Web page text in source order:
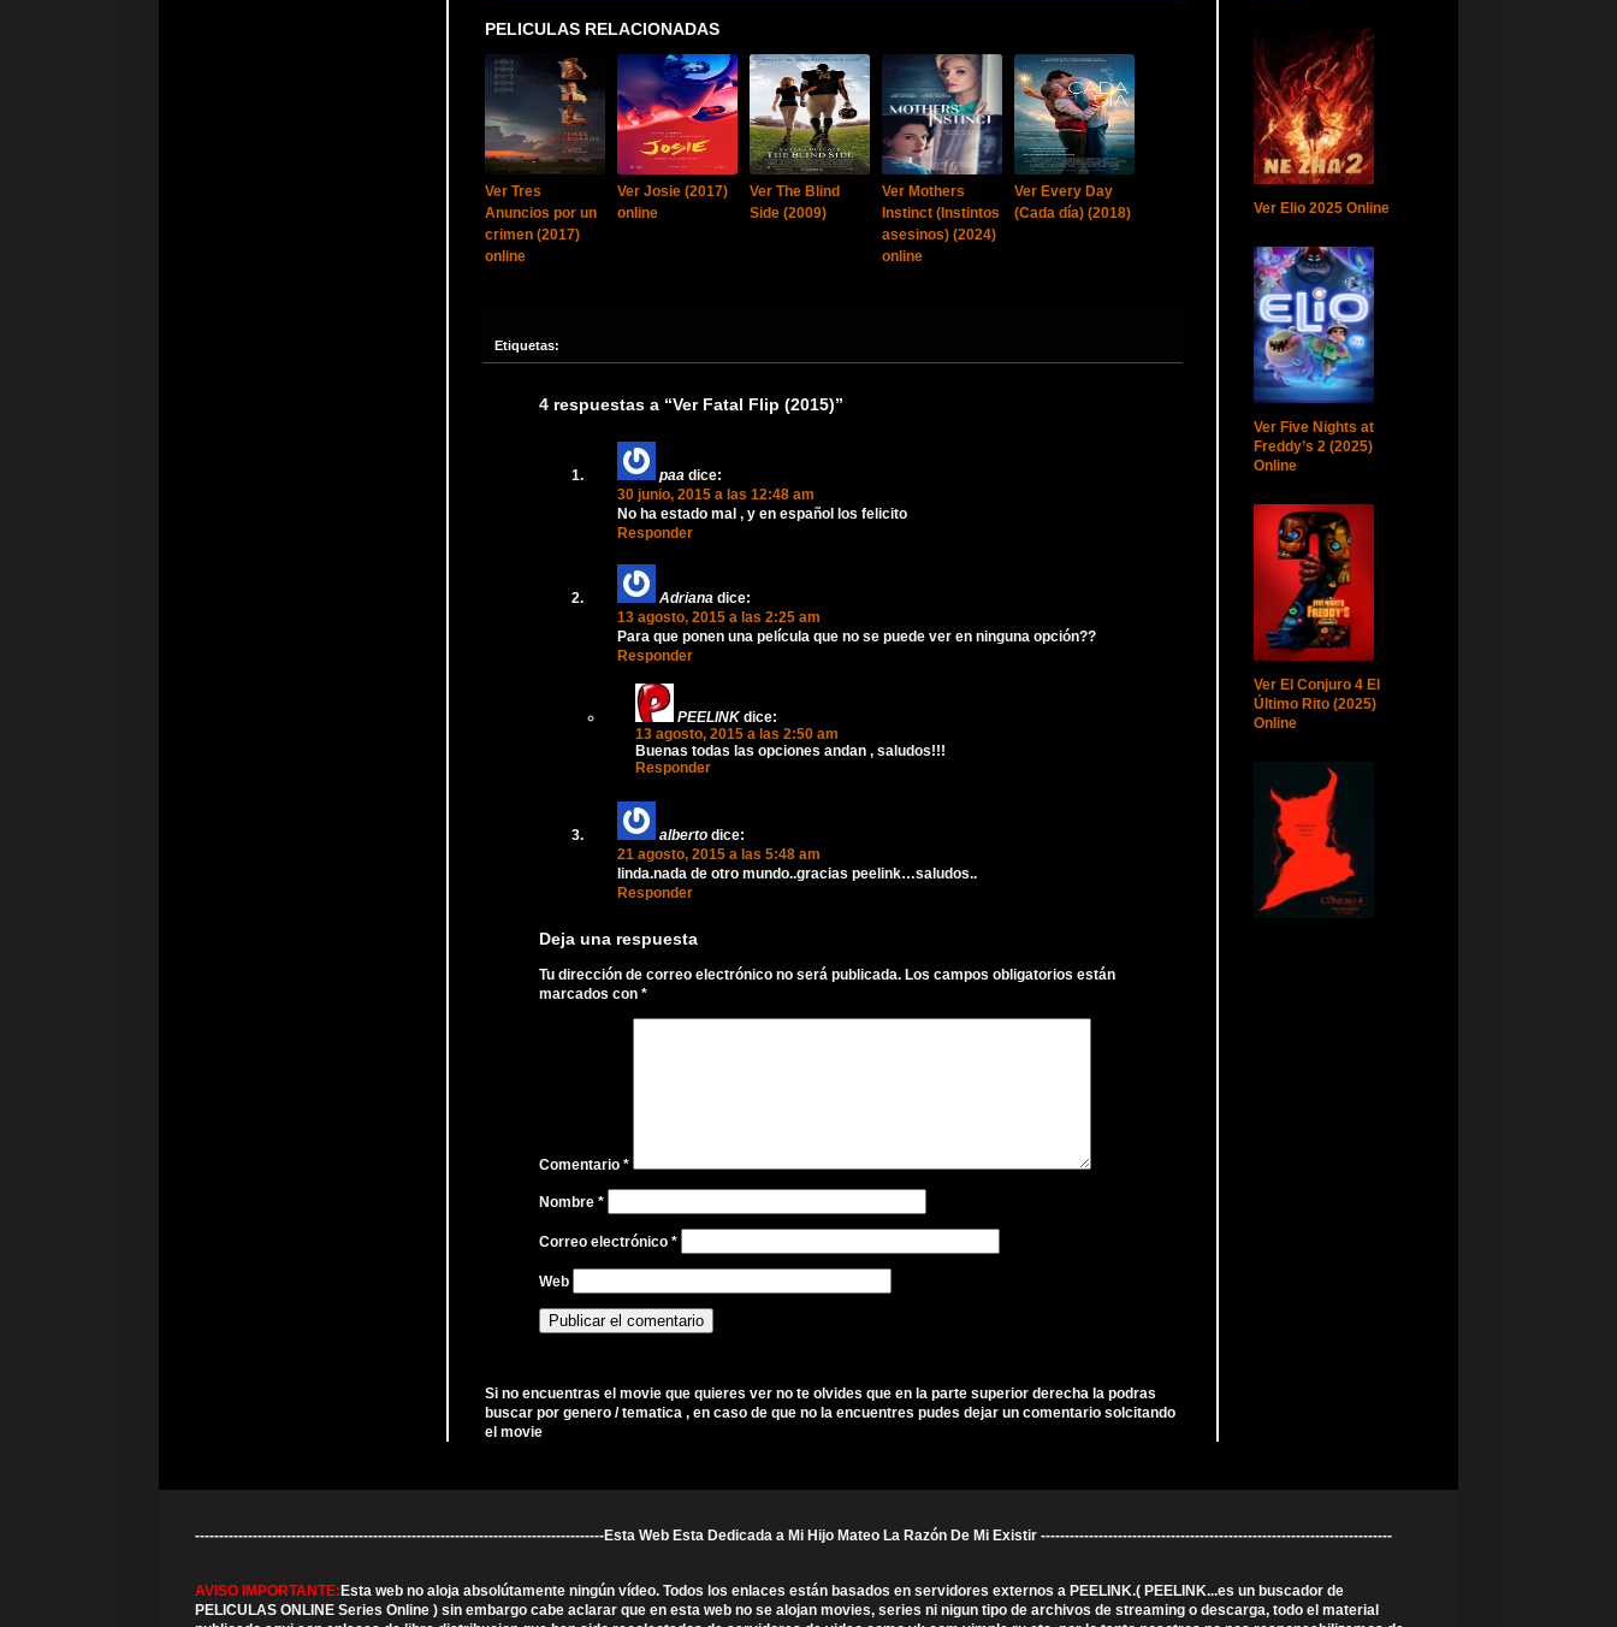
PELICULAS RELACIONADAS
Ver Tres
Anuncios por un
crimen (2017)
online
Ver Josie (2017)
online
Ver The Blind
Side (2009)
Ver Mothers
Instinct (Instintos
asesinos) (2024)
online
Ver Every Day
(Cada día) (2018)
Etiquetas:
4 respuestas a “Ver Fatal Flip (2015)”
paa dice:
30 junio, 2015 a las 12:48 am
No ha estado mal , y en español los felicito
Responder
Adriana dice:
13 agosto, 2015 a las 2:25 am
Para que ponen una película que no se puede ver en ninguna opción??
Responder
PEELINK dice:
13 agosto, 2015 a las 2:50 am
Buenas todas las opciones andan , saludos!!!
Responder
alberto dice:
21 agosto, 2015 a las 5:48 am
linda.nada de otro mundo..gracias peelink…saludos..
Responder
Deja una respuesta
Tu dirección de correo electrónico no será publicada. Los campos obligatorios están
marcados con *
Comentario *
Nombre *
Correo electrónico *
Web
Si no encuentras el movie que quieres ver no te olvides que en la parte superior derecha la podras
buscar por genero / tematica , en caso de que no la encuentres pudes dejar un comentario solcitando
el movie
Ver Elio 2025 Online
Ver Five Nights at
Freddy’s 2 (2025)
Online
Ver El Conjuro 4 El
Último Rito (2025)
Online
-------------------------------------------------------------------------------------Esta Web Esta Dedicada a Mi Hijo Mateo La Razón De Mi Existir -------------------------------------------------------------------------
AVISO IMPORTANTE: Esta web no aloja absolútamente ningún vídeo. Todos los enlaces están basados en servidores externos a PEELINK.( PEELINK...es un buscador de
PELICULAS ONLINE Series Online ) sin embargo cabe aclarar que en esta web no se alojan movies, series ni nigun tipo de archivos de streaming o descarga, todo el material